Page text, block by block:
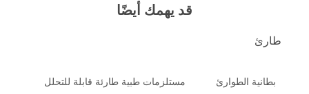
قد يهمك أيضًا
طارئ
بطانية الطوارئ مستلزمات طبية طارئة قابلة للتحلل